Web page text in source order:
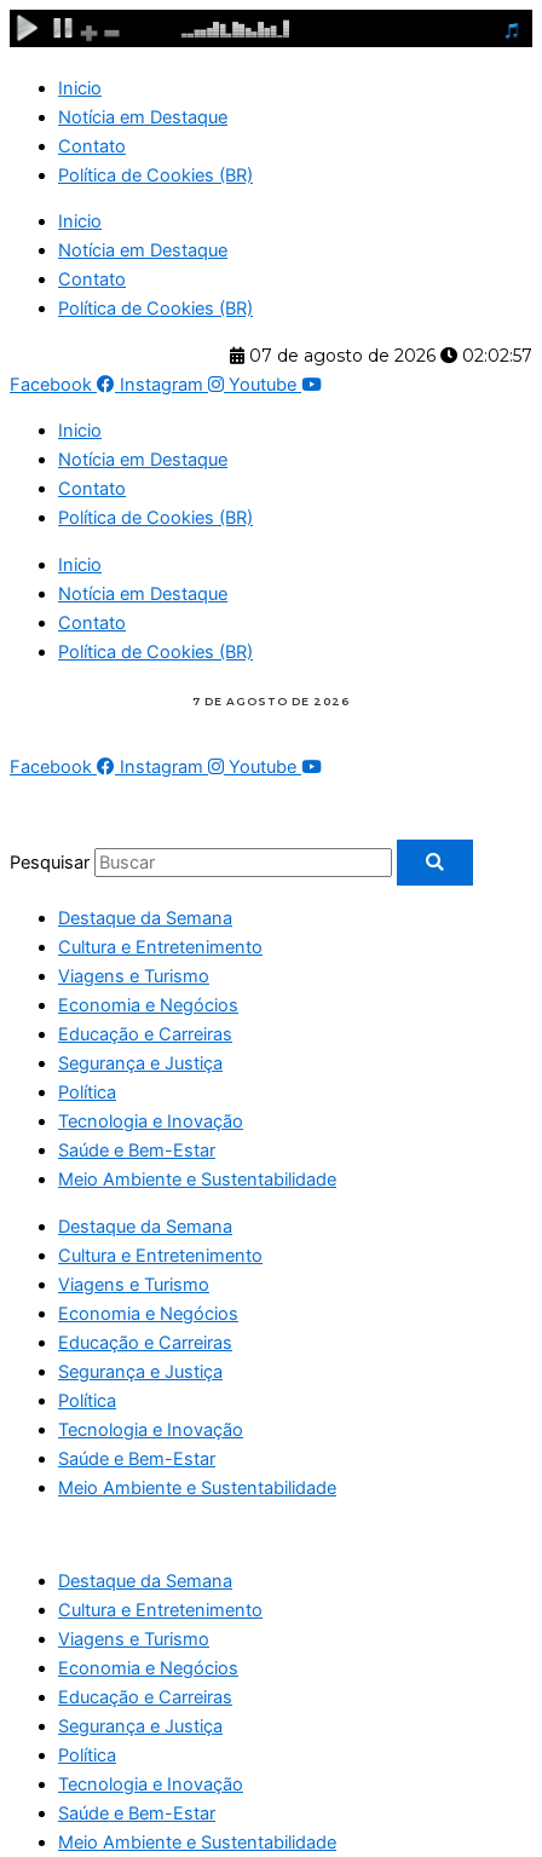
Ir
para
conteúdo
Inicio
Notícia em Destaque
Contato
Política de Cookies (BR)
Inicio
Notícia em Destaque
Contato
Política de Cookies (BR)
07 de agosto de 2026
02:02:57
Facebook
Instagram Youtube
Inicio
Notícia em Destaque
Contato
Política de Cookies (BR)
Inicio
Notícia em Destaque
Contato
Política de Cookies (BR)
Facebook Instagram Youtube
Pesquisar
Destaque da Semana
Cultura e Entretenimento
Viagens e Turismo
Economia e Negócios
Educação e Carreiras
Segurança e Justiça
Política
Tecnologia e Inovação
Saúde e Bem-Estar
Meio Ambiente e Sustentabilidade
Destaque da Semana
Cultura e Entretenimento
Viagens e Turismo
Economia e Negócios
Educação e Carreiras
Segurança e Justiça
Política
Tecnologia e Inovação
Saúde e Bem-Estar
Meio Ambiente e Sustentabilidade
Destaque da Semana
Cultura e Entretenimento
Viagens e Turismo
Economia e Negócios
Educação e Carreiras
Segurança e Justiça
Política
Tecnologia e Inovação
Saúde e Bem-Estar
Meio Ambiente e Sustentabilidade